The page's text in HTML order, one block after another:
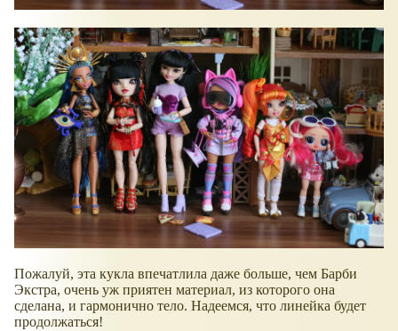
Пожалуй, эта кукла впечатлила даже больше, чем Барби
Экстра, очень уж приятен материал, из которого она
сделана, и гармонично тело. Надеемся, что линейка будет
продолжаться!